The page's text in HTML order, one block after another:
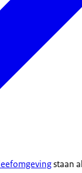
staan